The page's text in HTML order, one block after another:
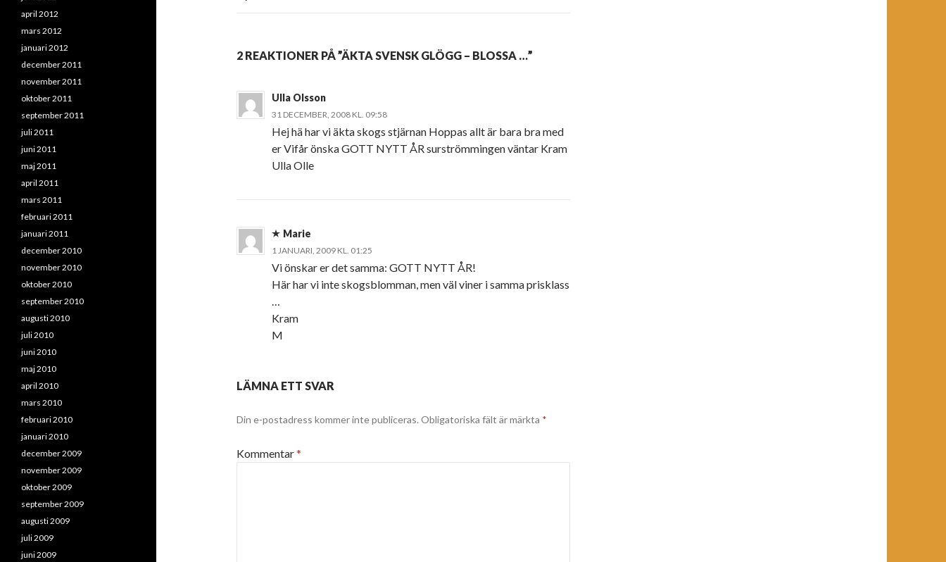
2 REAKTIONER PÅ ”ÄKTA SVENSK GLÖGG – BLOSSA …”
Ulla Olsson
31 DECEMBER, 2008 KL. 09:58
Hej hä har vi äkta skogs stjärnan Hoppas allt är bara bra med
er Vifår önska GOTT NYTT ÅR surströmmingen väntar Kram
Ulla Olle
Marie
1 JANUARI, 2009 KL. 01:25
Vi önskar er det samma: GOTT NYTT ÅR!
Här har vi inte skogsblomman, men väl viner i samma prisklass
…
Kram
M
LÄMNA ETT SVAR
Din e-postadress kommer inte publiceras. Obligatoriska fält är märkta *
Kommentar*
april 2012
mars 2012
januari 2012
december 2011
november 2011
oktober 2011
september 2011
juli 2011
juni 2011
maj 2011
april 2011
mars 2011
februari 2011
januari 2011
december 2010
november 2010
oktober 2010
september 2010
augusti 2010
juli 2010
juni 2010
maj 2010
april 2010
mars 2010
februari 2010
januari 2010
december 2009
november 2009
oktober 2009
september 2009
augusti 2009
juli 2009
juni 2009